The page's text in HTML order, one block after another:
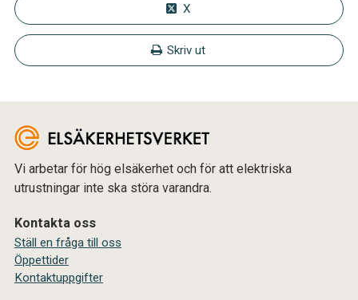
X
Skriv ut
Vi arbetar för hög elsäkerhet och för att elektriska
utrustningar inte ska störa varandra.
Kontakta oss
Ställ en fråga till oss
Öppettider
Kontaktuppgifter